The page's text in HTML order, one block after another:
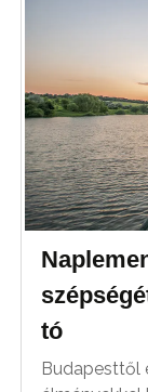
tó
Budapesttől